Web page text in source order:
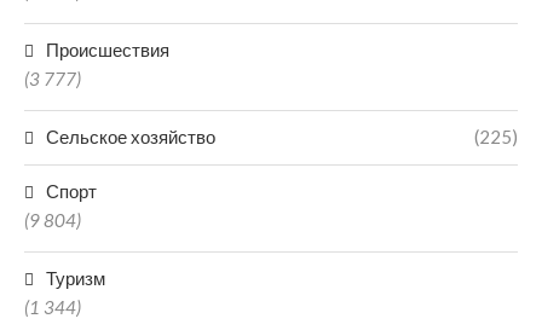
Происшествия
(3 777)
Сельское хозяйство (225)
Спорт
(9 804)
Туризм
(1 344)